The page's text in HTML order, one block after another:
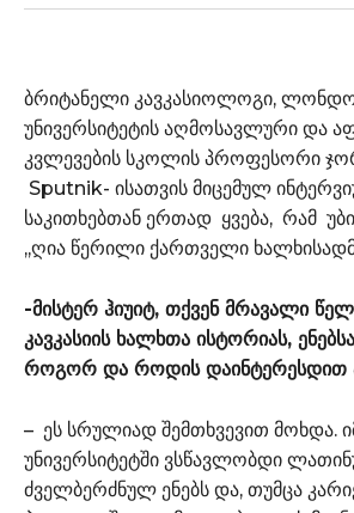
ბრიტანელი კავკასიოლოგი,
უნივერსიტეტის აღმოსავლური და
კვლევების სკოლის პროფესორი
Sputnik- ისათვის მიცემულ
საკითხებთან ერთად ყვება, რამ
,,ღია წერილი ქართველი
-მისტერ ჰიუიტ, თქვენ მრავალი
კავკასიის ხალხთა ისტორიას,
როგორ და როდის დაინტერესდით
– ეს სრულიად შემთხვევით მოხდა.
უნივერსიტეტში ვსწავლობდი
ძველბერძნულ ენებს და, თუმცა